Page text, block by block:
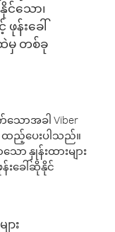
င်သော၊
န်းခေါ်
မှ တစ်ခု
ာအခါ Viber
ည့်ပေးပါသည်။
နှုန်းထားများ
းခေါ်ဆိုနိုင်
ား